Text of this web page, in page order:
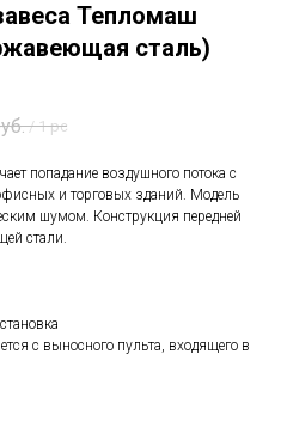
Тепломаш
сталь)
/ 1 pc
попадание воздушного потока с
и торговых зданий. Модель
шумом. Конструкция передней
стали.
с выносного пульта, входящего в